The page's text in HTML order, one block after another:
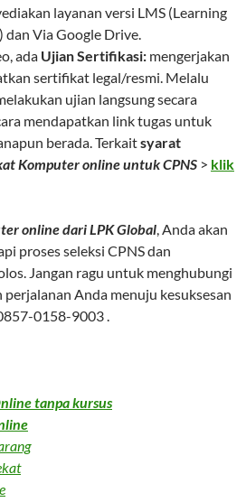
layanan versi LMS (Learning
dan Via Google Drive.
ada Ujian Sertifikasi: mengerjakan
sertifikat legal/resmi. Melalu
ujian langsung secara
mendapatkan link tugas untuk
berada. Terkaitsyarat
Komputer online untuk CPNS > klik
online dari LPK Global, Anda akan
proses seleksi CPNS dan
Jangan ragu untuk menghubungi
Anda menuju kesuksesan
0158-9003 .
tanpa kursus